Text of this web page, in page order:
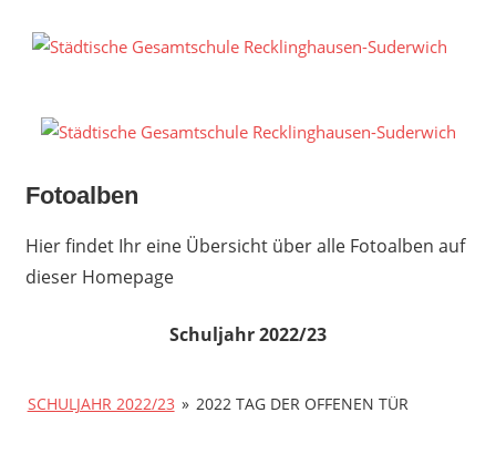
Inhalt
Fotoalben
Hier findet Ihr eine Übersicht über alle Fotoalben auf
dieser Homepage
Schuljahr 2022/23
SCHULJAHR 2022/23 » 2022 TAG DER OFFENEN TÜR